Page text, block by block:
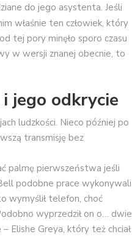
do jego asystenta. Jeśli
właśnie ten człowiek, który
tej pory minęło sporo czasu
w wersji znanej obecnie, to
jego odkrycie
ludzkości. Nieco później po
transmisję bez
palmę pierwszeństwa jeśli
podobne prace wykonywali
wymyślił telefon, choć
wyprzedził on o… dwie
Elishe Greya, który też chciał